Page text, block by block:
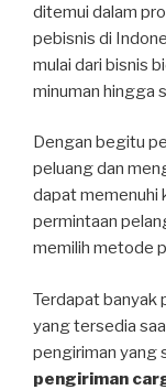
ditemui dalam
pebisnis di
mulai dari bisnis
minuman hingga
Dengan begitu
peluang dan
dapat memenuhi
permintaan
memilih metode
Terdapat banyak
yang tersedia
pengiriman yang
pengiriman